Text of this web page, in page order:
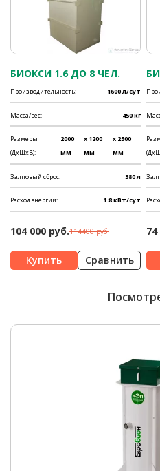
БИОКСИ 1.6 ДО 8 ЧЕЛ.
Производительность: 1600 л/сут
Масса/вес: 450 кг
Размеры
(ДхШхВ):
2000
мм
x 1200
мм
x 2500
мм
Залповый сброс: 380 л
Расход энергии: 1.8 кВт/сут
104 000 руб.114400 руб.
Сравнить